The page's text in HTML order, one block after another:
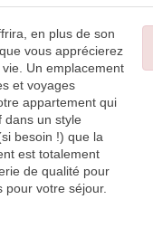
en plus de son
vous apprécierez
Un emplacement
et voyages
appartement qui
dans un style
besoin !) que la
est totalement
de qualité pour
pour votre séjour.